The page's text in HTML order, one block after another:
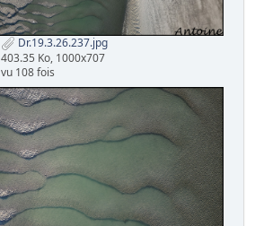
Dr.19.3.26.237.jpg
403.35 Ko, 1000x707
vu 108 fois